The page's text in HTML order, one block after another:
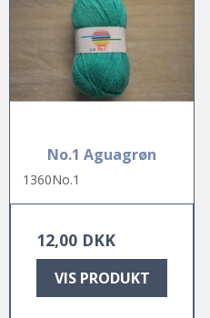
No.1 Aguagrøn
1360No.1
12,00 DKK
VIS PRODUKT